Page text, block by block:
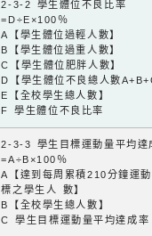
2-3-2 學生體位不良比率
=D÷E×100％
A【學生體位過輕人數】
B【學生體位過重人數】
C【學生體位肥胖人數】
D【學生體位不良總人數
E【全校學生總人數】
F 學生體位不良比率
2-3-3 學生目標運動量平均達
=A÷B×100％
A【達到每周累積210分鐘運
標之學生人 數】
B【全校學生總人數】
C 學生目標運動量平均達成率